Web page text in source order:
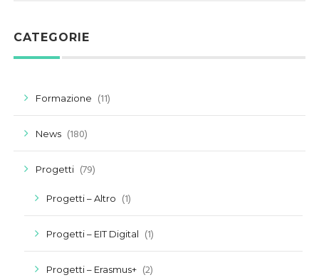
CATEGORIE
Formazione (11)
News (180)
Progetti (79)
Progetti – Altro (1)
Progetti – EIT Digital (1)
Progetti – Erasmus+ (2)